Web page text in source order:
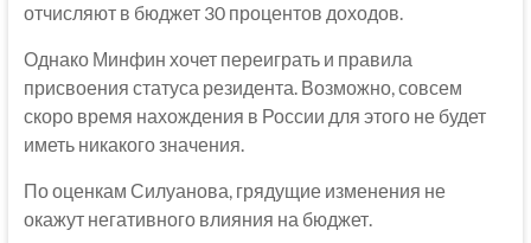
отчисляют в бюджет 30 процентов доходов.
Однако Минфин хочет переиграть и правила
присвоения статуса резидента. Возможно, совсем
скоро время нахождения в России для этого не будет
иметь никакого значения.
По оценкам Силуанова, грядущие изменения не
окажут негативного влияния на бюджет.